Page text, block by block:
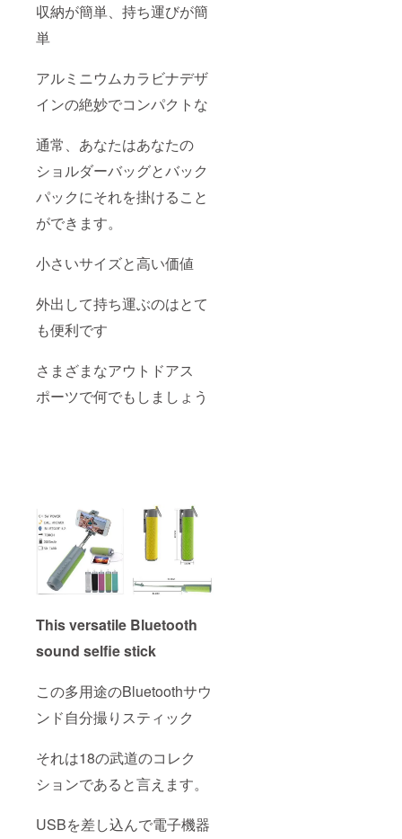
収納が簡単、持ち運びが簡
単
アルミニウムカラビナデザ
インの絶妙でコンパクトな
通常、あなたはあなたの
ショルダーバッグとバック
パックにそれを掛けること
ができます。
小さいサイズと高い価値
外出して持ち運ぶのはとて
も便利です
さまざまなアウトドアス
ポーツで何でもしましょう
This versatile Bluetooth
sound selfie stick
この多用途のBluetoothサウ
ンド自分撮りスティック
それは18の武道のコレク
ションであると言えます。
USBを差し込んで電子機器